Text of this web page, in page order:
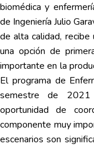
biomédica y
de Ingeniería Julio
de alta calidad,
una opción de
importante en la
El programa de
semestre de
oportunidad de
componente muy
escenarios son